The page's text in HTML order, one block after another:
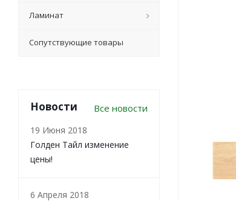
Ламинат
Сопутствующие товары
Новости Все новости
19 Июня 2018
Голден Тайл изменение
цены!
6 Апреля 2018